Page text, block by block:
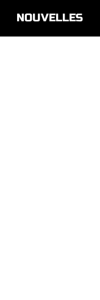
NOUVELLES